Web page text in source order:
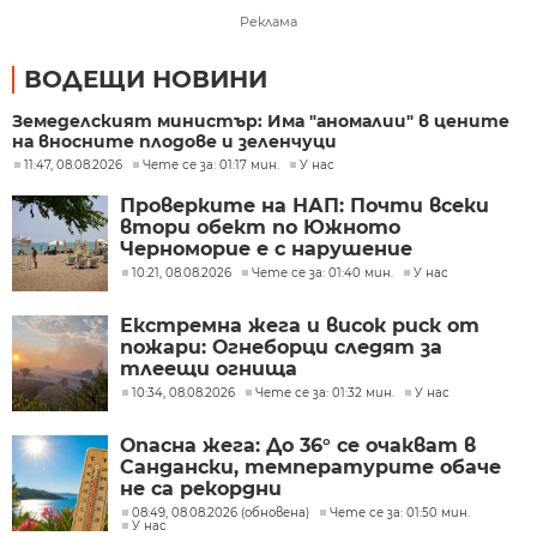
Реклама
ВОДЕЩИ НОВИНИ
Земеделският министър: Има "аномалии" в цените
на вносните плодове и зеленчуци
11:47, 08.08.2026 Чете се за: 01:17 мин. У нас
Проверките на НАП: Почти всеки
втори обект по Южното
Черноморие е с нарушение
10:21, 08.08.2026 Чете се за: 01:40 мин. У нас
Екстремна жега и висок риск от
пожари: Огнеборци следят за
тлеещи огнища
10:34, 08.08.2026 Чете се за: 01:32 мин. У нас
Опасна жега: До 36° се очакват в
Сандански, температурите обаче
не са рекордни
08:49, 08.08.2026 (обновена)
Чете се за: 01:50 мин.
У нас